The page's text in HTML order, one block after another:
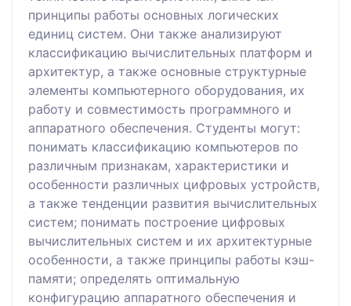
принципы работы основных логических
единиц систем. Они также анализируют
классификацию вычислительных платформ и
архитектур, а также основные структурные
элементы компьютерного оборудования, их
работу и совместимость программного и
аппаратного обеспечения. Студенты могут:
понимать классификацию компьютеров по
различным признакам, характеристики и
особенности различных цифровых устройств,
а также тенденции развития вычислительных
систем; понимать построение цифровых
вычислительных систем и их архитектурные
особенности, а также принципы работы кэш-
памяти; определять оптимальную
конфигурацию аппаратного обеспечения и